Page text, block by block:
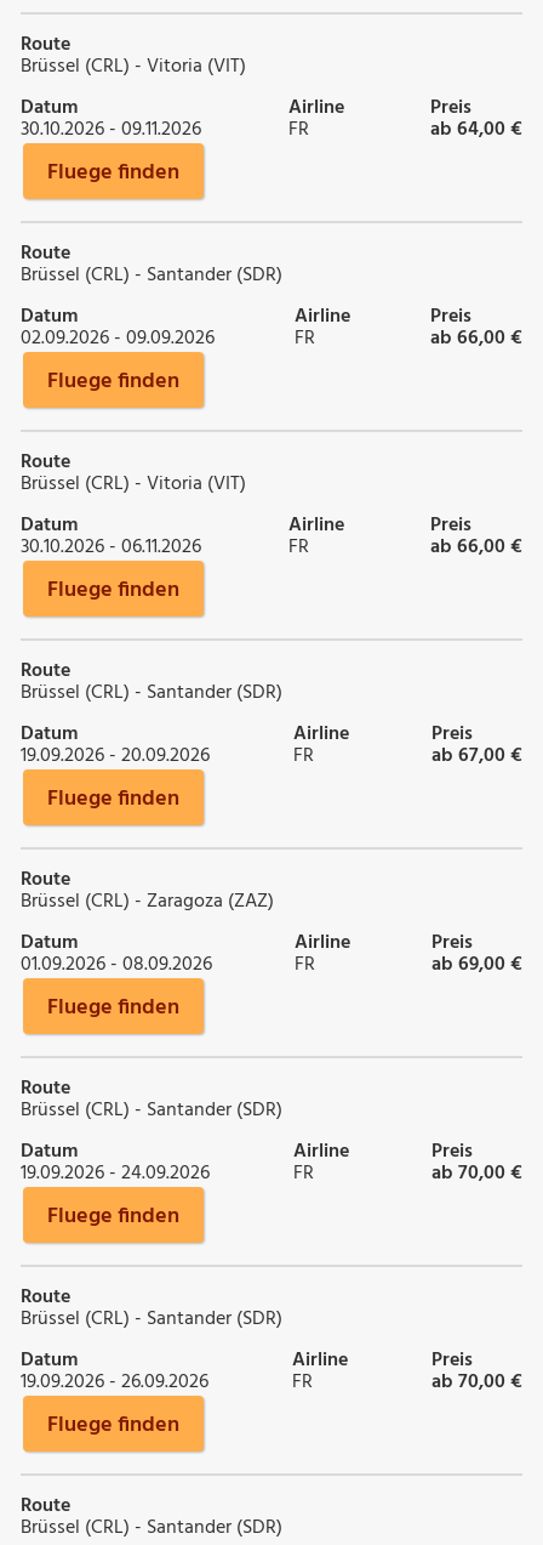
Route
Brüssel (CRL) - Vitoria (VIT)
Datum
30.10.2026 - 09.11.2026
Airline
FR
Preis
ab 64,00 €
Fluege finden
Route
Brüssel (CRL) - Santander (SDR)
Datum
02.09.2026 - 09.09.2026
Airline
FR
Preis
ab 66,00 €
Fluege finden
Route
Brüssel (CRL) - Vitoria (VIT)
Datum
30.10.2026 - 06.11.2026
Airline
FR
Preis
ab 66,00 €
Fluege finden
Route
Brüssel (CRL) - Santander (SDR)
Datum
19.09.2026 - 20.09.2026
Airline
FR
Preis
ab 67,00 €
Fluege finden
Route
Brüssel (CRL) - Zaragoza (ZAZ)
Datum
01.09.2026 - 08.09.2026
Airline
FR
Preis
ab 69,00 €
Fluege finden
Route
Brüssel (CRL) - Santander (SDR)
Datum
19.09.2026 - 24.09.2026
Airline
FR
Preis
ab 70,00 €
Fluege finden
Route
Brüssel (CRL) - Santander (SDR)
Datum
19.09.2026 - 26.09.2026
Airline
FR
Preis
ab 70,00 €
Fluege finden
Route
Brüssel (CRL) - Santander (SDR)